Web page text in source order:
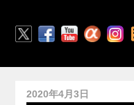
2020年4月3日